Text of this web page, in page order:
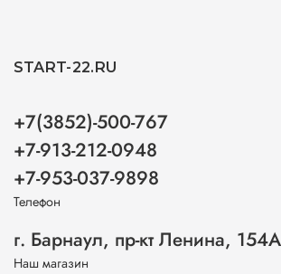
START-22.RU
+7(3852)-500-767
+7-913-212-0948
+7-953-037-9898
Телефон
г. Барнаул, пр-кт Ленина,
Наш магазин